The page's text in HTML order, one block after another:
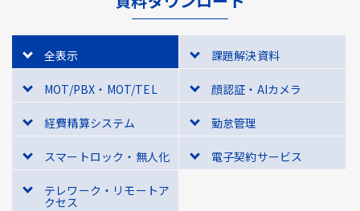
全表示 課題解決資料
MOT/PBX・MOT/TEL 顔認証・AIカメラ
経費精算システム 勤怠管理
スマートロック・無人化 電子契約サービス
テレワーク・リモートア
クセス